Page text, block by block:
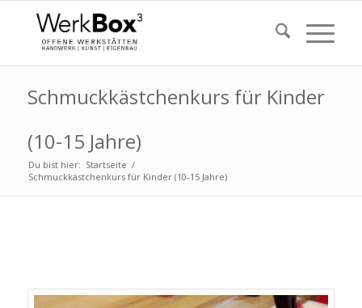
Schmuckkästchenkurs für Kinder
(10-15 Jahre)
Du bist hier: Startseite /
Schmuckkästchenkurs für Kinder (10-15 Jahre)